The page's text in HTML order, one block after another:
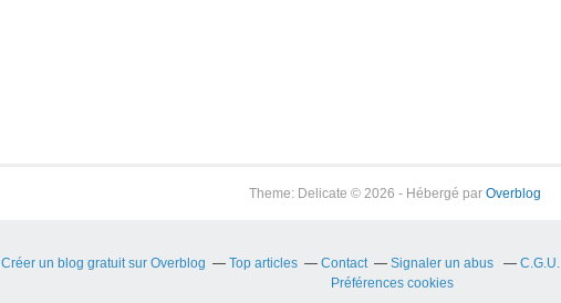
Theme: Delicate © 2026 - Hébergé par Overblog
Créer un blog gratuit sur Overblog Top articles Contact Signaler un abus C.G.U.
Préférences cookies